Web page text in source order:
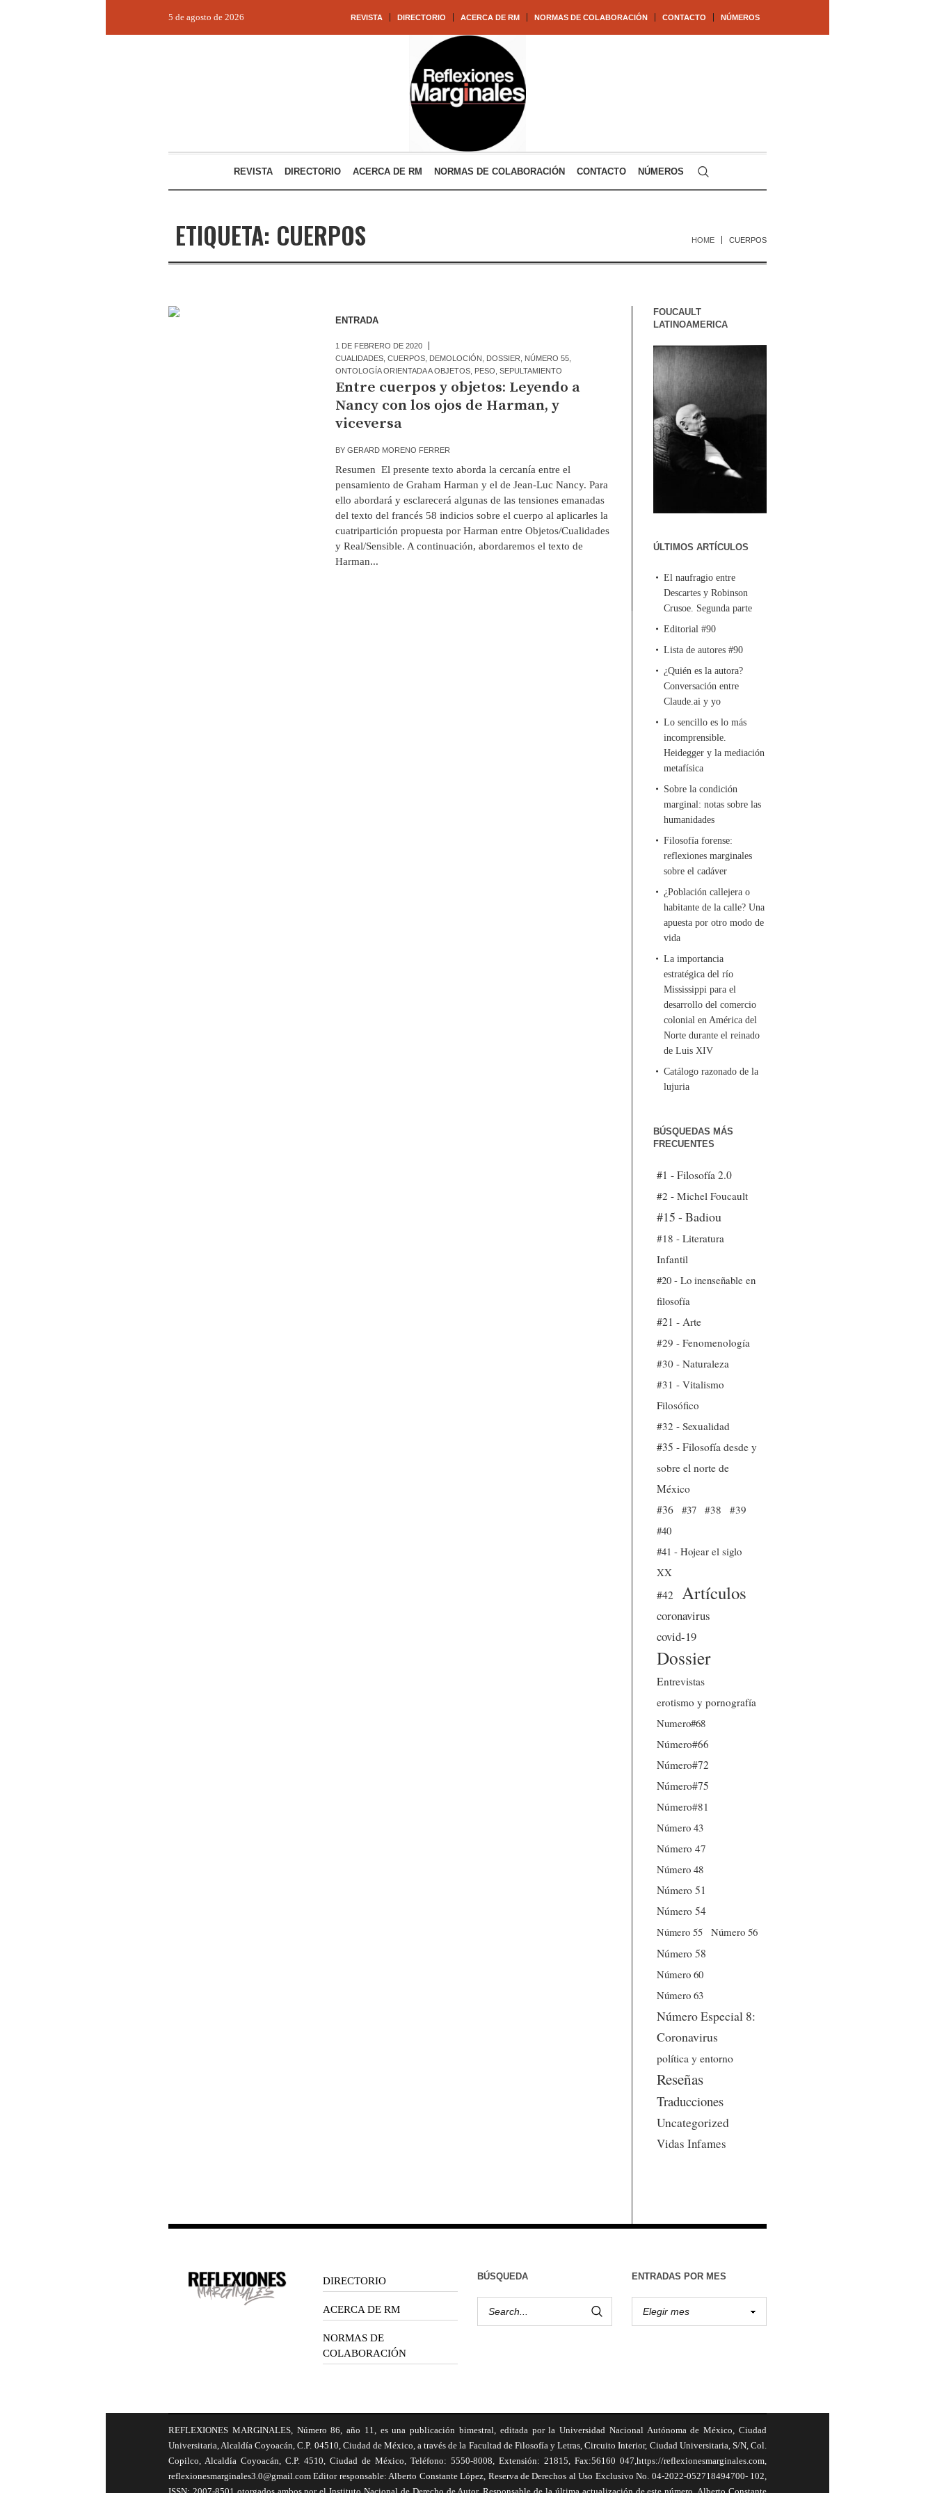
REVISTA DIRECTORIO ACERCA DE RM NORMAS DE COLABORACIÓN CONTACTO NÚMEROS
5 de agosto de 2026
REVISTA DIRECTORIO ACERCA DE RM NORMAS DE COLABORACIÓN CONTACTO NÚMEROS
ETIQUETA: CUERPOS HOME CUERPOS
ENTRADA
1 DE FEBRERO DE 2020
CUALIDADES, CUERPOS, DEMOLOCIÓN DOSSIER NÚMERO 55,
ONTOLOGÍA ORIENTADA A OBJETOS, PESO SEPULTAMIENTO
Entre cuerpos y objetos: Leyendo a
Nancy con los ojos de Harman, y
viceversa
BY GERARD MORENO FERRER
Resumen El presente texto aborda la cercanía entre el
pensamiento de Graham Harman y el de Jean-Luc Nancy. Para
ello abordará y esclarecerá algunas de las tensiones emanadas
del texto del francés 58 indicios sobre el cuerpo al aplicarles la
cuatripartición propuesta por Harman entre Objetos/Cualidades
y Real/Sensible. A continuación, abordaremos el texto de
Harman...
FOUCAULT
LATINOAMERICA
ÚLTIMOS ARTÍCULOS
El naufragio entre
Descartes y Robinson
Crusoe. Segunda parte
Editorial #90
Lista de autores #90
¿Quién es la autora?
Conversación entre
Claude.ai y yo
Lo sencillo es lo más
incomprensible.
Heidegger y la mediación
metafísica
Sobre la condición
marginal: notas sobre las
humanidades
Filosofía forense:
reflexiones marginales
sobre el cadáver
¿Población callejera o
habitante de la calle? Una
apuesta por otro modo de
vida
La importancia
estratégica del río
Mississippi para el
desarrollo del comercio
colonial en América del
Norte durante el reinado
de Luis XIV
Catálogo razonado de la
lujuria
BÚSQUEDAS MÁS
FRECUENTES
#1 - Filosofía 2.0
#2 - Michel Foucault
#15 - Badiou
#18 - Literatura
Infantil
#20 - Lo inenseñable en
filosofía
#21 - Arte
#29 - Fenomenología
#30 - Naturaleza
#31 - Vitalismo
Filosófico
#32 - Sexualidad
#35 - Filosofía desde y
sobre el norte de
México
#36
#37 #38
#39
#40
#41 - Hojear el siglo
XX
#42
Artículos
coronavirus
covid-19
Dossier
Entrevistas
erotismo y pornografía
Numero#68
Número#66
Número#72
Número#75
Número#81
Número 43
Número 47
Número 48
Número 51
Número 54
Número 55
Número 56
Número 58
Número 60
Número 63
Número Especial 8:
Coronavirus
política y entorno
Reseñas
Traducciones
Uncategorized
Vidas Infames
DIRECTORIO
ACERCA DE RM
NORMAS DE
COLABORACIÓN
BÚSQUEDA ENTRADAS POR MES
REFLEXIONES MARGINALES, Número 86, año 11, es una publicación bimestral, editada por la Universidad Nacional Autónoma de México, Ciudad
Universitaria, Alcaldía Coyoacán, C.P. 04510, Ciudad de México, a través de la Facultad de Filosofía y Letras, Circuito Interior, Ciudad Universitaria, S/N, Col.
Copilco, Alcaldía Coyoacán, C.P. 4510, Ciudad de México, Teléfono: 5550-8008, Extensión: 21815, Fax:56160 047,https://reflexionesmarginales.com,
reflexionesmarginales3.0@gmail.com Editor responsable: Alberto Constante López, Reserva de Derechos al Uso Exclusivo No. 04-2022-052718494700- 102,